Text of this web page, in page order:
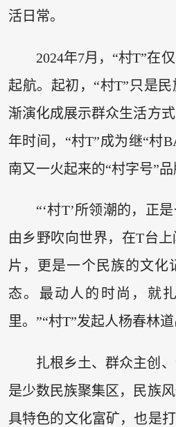
活日常。
2024年7月，“村T”在
起航。起初，“村T”只是
渐演化成展示群众生活方
年时间，“村T”成为继“村
南又一火起来的“村字号”品
“‘村T’所领潮的，正
由乡野吹向世界，在T台
片，更是一个民族的文化
态。最动人的时尚，就
里。”“村T”发起人杨春林道
扎根乡土、群众主创
是少数民族聚集区，民族
具特色的文化富矿，也是